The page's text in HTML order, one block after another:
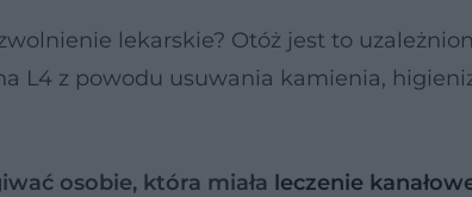
lekarskie? Otóż jest to
L4 z powodu usuwania kamienia,
osobie, która miała leczenie